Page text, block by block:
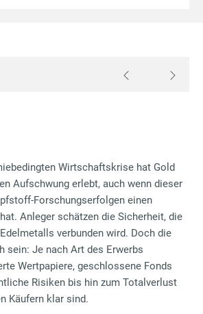
Wirtschaftskrise hat Gold
Aufschwung erlebt, auch wenn dieser
Forschungserfolgen einen
Anleger schätzen die Sicherheit, die
verbunden wird. Doch die
sein: Je nach Art des Erwerbs
Wertpapiere, geschlossene Fonds
Risiken bis hin zum Totalverlust
Käufern klar sind.